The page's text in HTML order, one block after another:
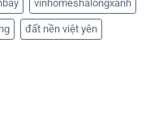
vinhomeshalongxanh
đất nền việt yên